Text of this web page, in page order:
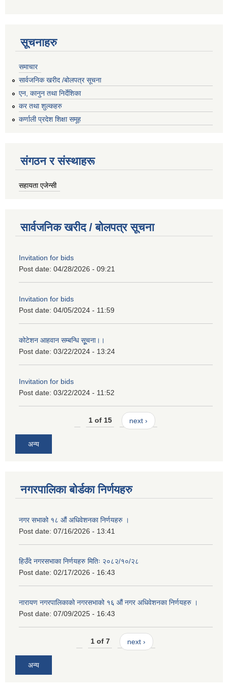
सूचनाहरु
समाचार
सार्वजनिक खरीद /बोलपत्र सूचना
एन, कानुन तथा निर्देशिका
कर तथा शुल्कहरु
कर्णाली प्रदेश शिक्षा समूह
संगठन र संस्थाहरू
सहायता एजेन्सी
सार्वजनिक खरीद / बोलपत्र सूचना
Invitation for bids
Post date: 04/28/2026 - 09:21
Invitation for bids
Post date: 04/05/2024 - 11:59
कोटेशन आहवान सम्बन्धि सूूचना।।
Post date: 03/22/2024 - 13:24
Invitation for bids
Post date: 03/22/2024 - 11:52
1 of 15 next ›
अन्य
नगरपालिका बोर्डका निर्णयहरु
नगर सभाको १८ औं अधिवेशनका निर्णयहरु ।
Post date: 07/16/2026 - 13:41
हिउँदे नगरसभाका निर्णयहरु मितिः २०८२/१०/२८
Post date: 02/17/2026 - 16:43
नारायण नगरपालिकाको नगरसभाको १६ औं नगर अधिवेशनका निर्णयहरु ।
Post date: 07/09/2025 - 16:43
1 of 7 next ›
अन्य